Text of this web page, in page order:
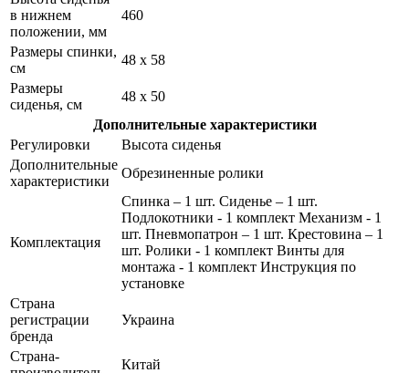
в нижнем
положении, мм
460
Размеры спинки,
см
48 x 58
Размеры
сиденья, см
48 x 50
Дополнительные характеристики
Регулировки
Высота сиденья
Дополнительные
характеристики
Обрезиненные ролики
Комплектация
Спинка – 1 шт. Сиденье – 1 шт.
Подлокотники - 1 комплект Механизм - 1
шт. Пневмопатрон – 1 шт. Крестовина – 1
шт. Ролики - 1 комплект Винты для
монтажа - 1 комплект Инструкция по
установке
Страна
регистрации
бренда
Украина
Страна-
Китай